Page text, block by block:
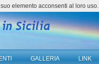
GALLERIA LINK
elemento acconsenti al loro uso.